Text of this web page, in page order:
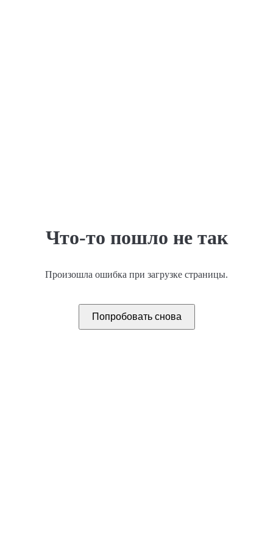
Что-то пошло не так
Произошла ошибка при загрузке страницы.
Попробовать снова